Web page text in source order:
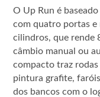
O Up Run é
com quatro portas
cilindros, que rende
câmbio manual ou
compacto traz
pintura grafite,
dos bancos com o